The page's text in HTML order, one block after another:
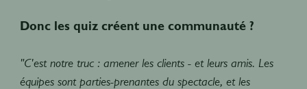
Donc les quiz créent une communauté ?
"C'est notre truc : amener les clients - et leurs amis. Les
équipes sont parties-prenantes du spectacle, et les